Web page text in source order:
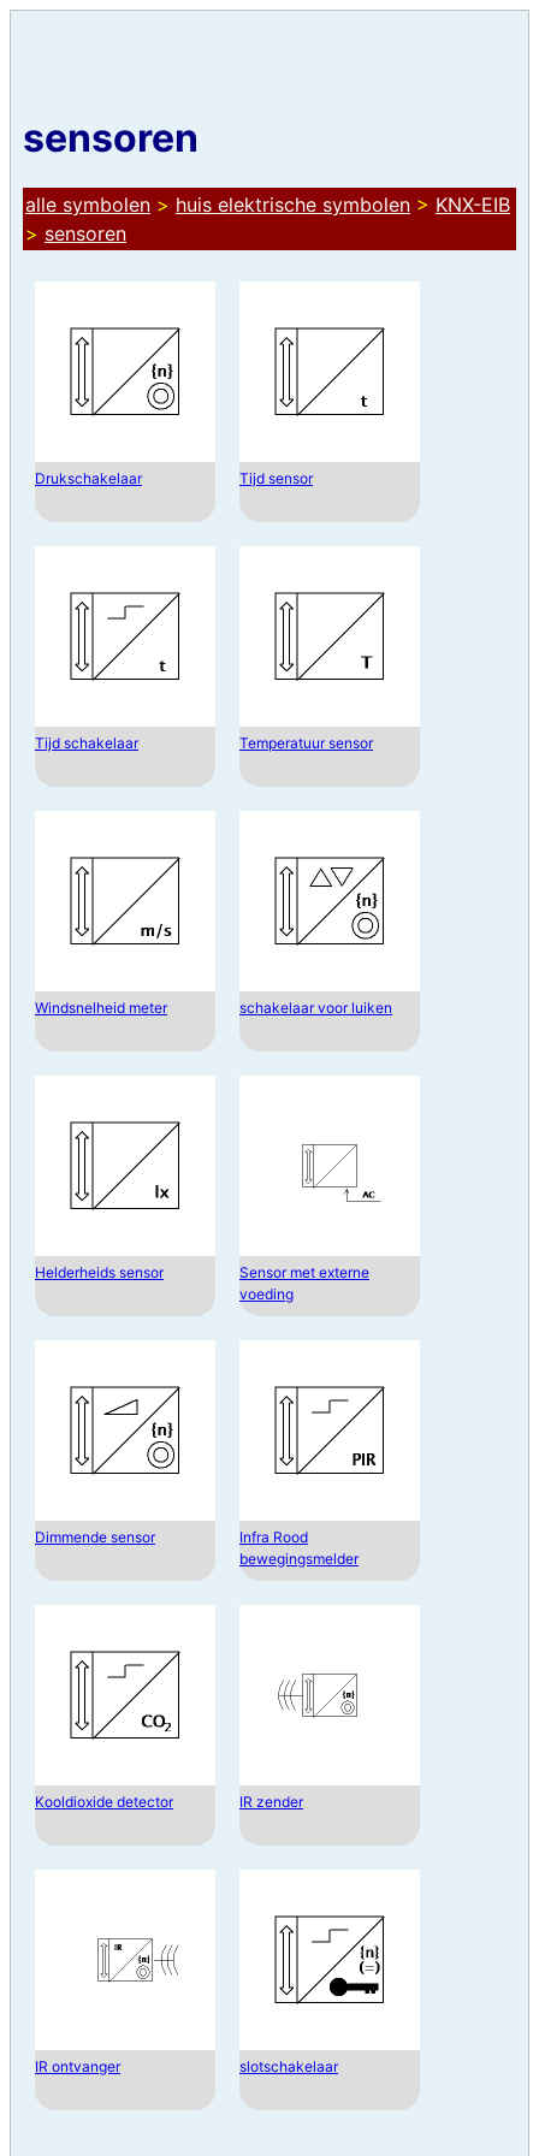
sensoren
alle symbolen > huis elektrische symbolen > KNX-EIB
> sensoren
Drukschakelaar Tijd sensor
Tijd schakelaar Temperatuur sensor
Windsnelheid meter schakelaar voor luiken
Helderheids sensor
Sensor met externe
voeding
Dimmende sensor
Infra Rood
bewegingsmelder
Kooldioxide detector IR zender
IR ontvanger slotschakelaar